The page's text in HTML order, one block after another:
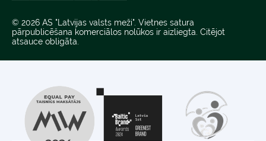
© 2026 AS "Latvijas valsts meži". Vietnes satura
pārpublicēšana komerciālos nolūkos ir aizliegta. Citējot
atsauce obligāta.